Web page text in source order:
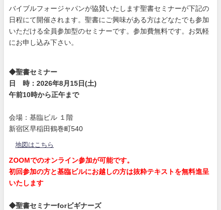
バイブルフォージャパンが協賛いたします聖書セミナーが下記の
日程にて開催されます。聖書にご興味がある方はどなたでも参加
いただける全員参加型のセミナーです。参加費無料です。お気軽
にお申し込み下さい。
◆聖書セミナー
日 時：2026年8月15日(土)
午前10時から正午まで
会場：基臨ビル １階
新宿区早稲田鶴巻町540
地図はこちら
ZOOMでのオンライン参加が可能です。
初回参加の方と基臨ビルにお越しの方は抜粋テキストを無料進呈
いたします
◆聖書セミナーforビギナーズ